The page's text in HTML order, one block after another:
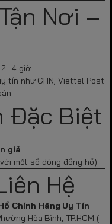
Nơi –
2–4 giờ
tín như GHN, Viettel Post
Đặc Biệt
giả
một số dòng đồng hồ)
Hệ
Chính Hãng Uy Tín
Hòa Bình, TP.HCM (